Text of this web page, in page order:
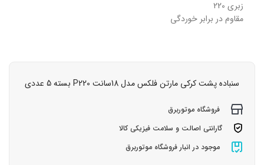
زبری 220
مقاوم در برابر خوردگی
سنباده پشت کرکی مارتن فلکس مدل 18سانت P220 بسته 5 عددی
فروشگاه موتوربرق
گارانتی اصالت و سلامت فیزیکی کالا
موجود در انبار فروشگاه موتوربرق